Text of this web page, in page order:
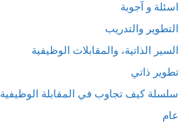
اسئلة و آجوبة
التطوير والتدريب
السير الذاتية، والمقابلات الوظيفية
تطوير ذاتي
سلسلة كيف تجاوب في المقابلة الوظيفية
عام